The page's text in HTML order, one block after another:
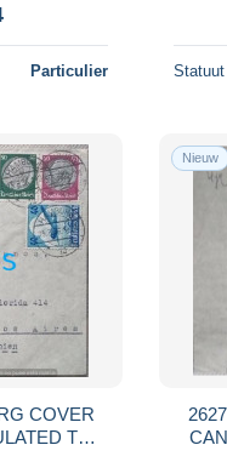
Particulier Statuut
COVER
TO
Nieuw